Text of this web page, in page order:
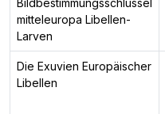
Bildbestimmungsschlüssel
mitteleuropa Libellen-
Larven
Die Exuvien Europäischer
Libellen